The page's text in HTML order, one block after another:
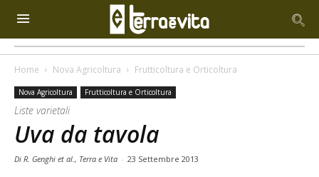
Home Nova Agricoltura Frutticoltura e Orticoltura
Nova Agricoltura Frutticoltura e Orticoltura
Liste varietali
Uva da tavola
Di R. Genghi et al., Terra e Vita - 23 Settembre 2013